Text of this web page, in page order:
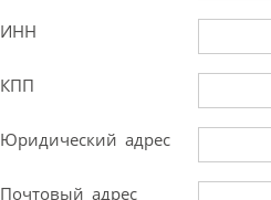
ИНН
КПП
Юридический адрес
Почтовый адрес